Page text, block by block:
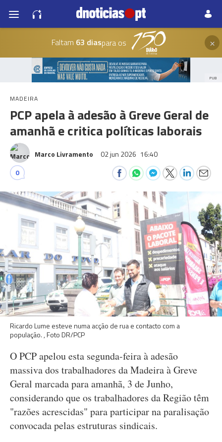
Faltam 63 diaspara os ×
PUB
MADEIRA
PCP apela à adesão à Greve Geral de
amanhã e critica políticas laborais
Marco Livramento 02 jun 2026 16:40
0
Ricardo Lume esteve numa acção de rua e contacto com a
população. , Foto DR/PCP
O PCP apelou esta segunda-feira à adesão
massiva dos trabalhadores da Madeira à Greve
Geral marcada para amanhã, 3 de Junho,
considerando que os trabalhadores da Região têm
"razões acrescidas" para participar na paralisação
convocada pelas estruturas sindicais.